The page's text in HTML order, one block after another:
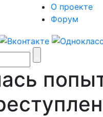
О проекте
Форум